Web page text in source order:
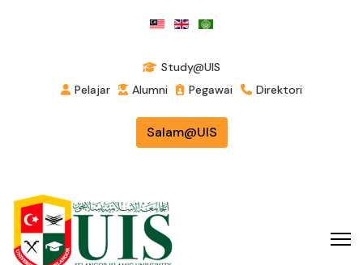
Study@UIS
Pelajar
Alumni Pegawai Direktori
Salam@UIS